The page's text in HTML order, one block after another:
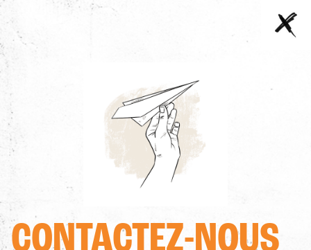
Contactez-
LE CIRCUIT
ENTRÉES & ABONNEMENTS
TROTTINETTES
CONTACTEZ-NOUS
Fin
INFORMATIONS PRATIQUES
087/76.51.79
Au Pairon 65-67, 4831 Bilstain, Belgique